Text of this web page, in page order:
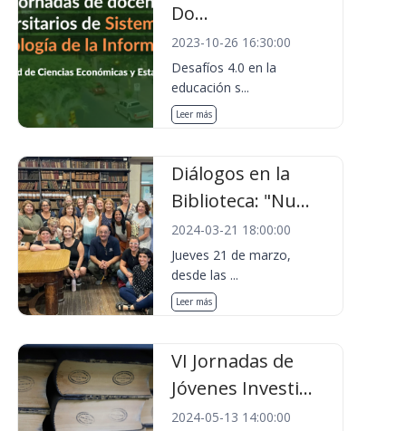
Do...
2023-10-26 16:30:00
Desafíos 4.0 en la
educación s...
Leer más
Diálogos en la
Biblioteca: "Nu...
2024-03-21 18:00:00
Jueves 21 de marzo,
desde las ...
Leer más
VI Jornadas de
Jóvenes Investi...
2024-05-13 14:00:00